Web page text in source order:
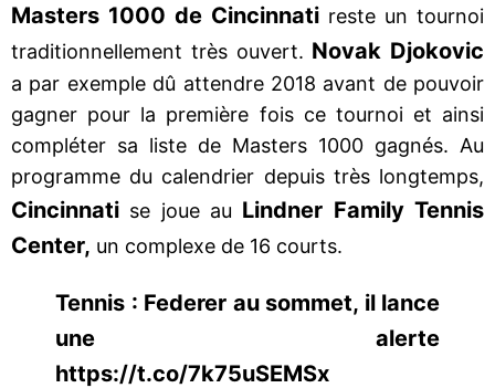
Masters 1000 de Cincinnati reste un tournoi
traditionnellement très ouvert. Novak Djokovic
a par exemple dû attendre 2018 avant de pouvoir
gagner pour la première fois ce tournoi et ainsi
compléter sa liste de Masters 1000 gagnés. Au
programme du calendrier depuis très longtemps,
Cincinnati se joue au Lindner Family Tennis
Center, un complexe de 16 courts.
Tennis : Federer au sommet, il lance
une alerte
https://t.co/7k75uSEMSx